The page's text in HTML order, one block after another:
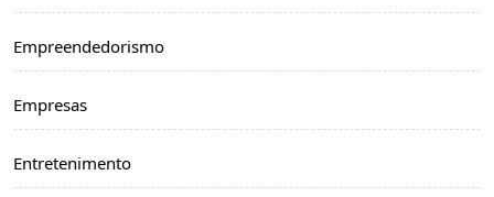
Empreendedorismo
Empresas
Entretenimento